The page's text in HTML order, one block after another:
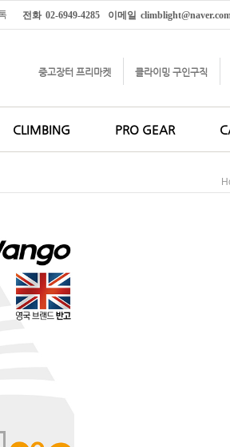
전화 02-6949-4285 이메일
중고장터 프리마켓 클라이밍 구인구직
CLIMBING PRO GEAR